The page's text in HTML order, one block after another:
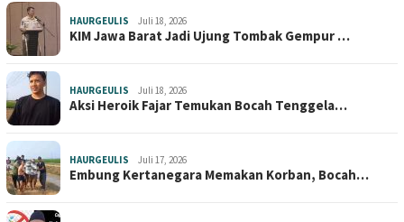
HAURGEULIS Juli 18, 2026
KIM Jawa Barat Jadi Ujung Tombak Gempur …
HAURGEULIS Juli 18, 2026
Aksi Heroik Fajar Temukan Bocah Tenggela…
HAURGEULIS Juli 17, 2026
Embung Kertanegara Memakan Korban, Bocah…